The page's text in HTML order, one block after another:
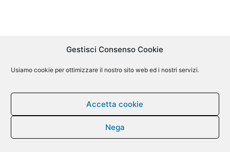
Gestisci Consenso Cookie
Usiamo cookie per ottimizzare il nostro sito web ed i nostri servizi.
Accetta cookie
Nega